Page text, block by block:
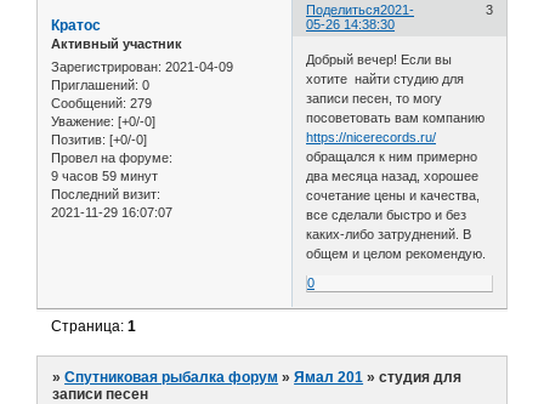
Поделиться 3
2021-
05-26 14:38:30
Кратос
Активный участник
Зарегистрирован: 2021-04-09
Приглашений: 0
Сообщений: 279
Уважение: [+0/-0]
Позитив: [+0/-0]
Провел на форуме:
9 часов 59 минут
Последний визит:
2021-11-29 16:07:07
Добрый вечер! Если вы
хотите найти студию для
записи песен, то могу
посоветовать вам компанию
https://nicerecords.ru/
обращался к ним примерно
два месяца назад, хорошее
сочетание цены и качества,
все сделали быстро и без
каких-либо затруднений. В
общем и целом рекомендую.
0
Страница:1
»Спутниковая рыбалка форум »Ямал 201 »студия для
записи песен